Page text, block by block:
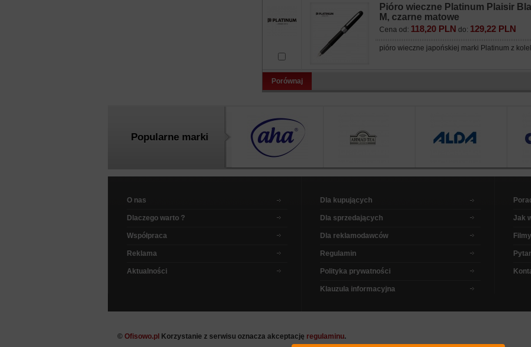
Pióro wieczne Platinum Plaisir
M, czarne matowe
Cena od: 118,20 PLN do: 129,22 PLN
pióro wieczne japońskiej marki Platinum z
Porównaj
Popularne marki
O nas
Dlaczego warto ?
Współpraca
Reklama
Aktualności
Dla kupujących
Dla sprzedających
Dla reklamodawców
Regulamin
Polityka prywatności
Klauzula informacyjna
Jak
© Ofisowo.pl Korzystanie z serwisu oznacza akceptację regulaminu.